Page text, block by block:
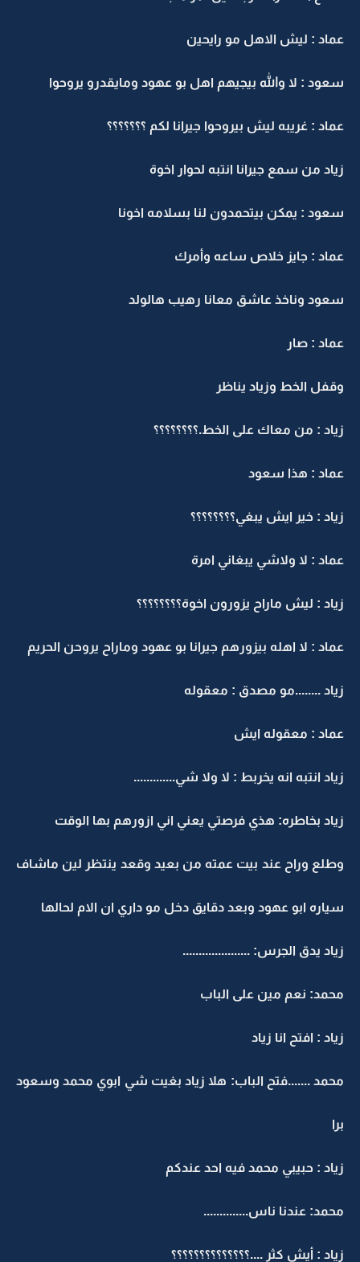
عماد : ليش الاهل مو رايحين
سعود : لا والله بيجيهم اهل بو عهود ومايقدرو يروحوا
عماد : غريبه ليش بيروحوا جيرانا لكم ؟؟؟؟؟؟؟
زياد من سمع جيرانا انتبه لحوار اخوة
سعود : يمكن بيتحمدون لنا بسلامه اخونا
عماد : جايز خلاص ساعه وأمرك
سعود وناخذ عاشق معانا رهيب هالولد
عماد : صار
وقفل الخط وزياد يناظر
زياد : من معاك على الخط.؟؟؟؟؟؟؟؟
عماد : هذا سعود
زياد : خير ايش يبغي؟؟؟؟؟؟؟؟
عماد : لا ولاشي يبغاني امرة
زياد : ليش ماراح يزورون اخوة؟؟؟؟؟؟؟؟
عماد : لا اهله بيزورهم جيرانا بو عهود وماراح يروحن الحريم
زياد ........مو مصدق : معقوله
عماد : معقوله ايش
زياد انتبه انه يخربط : لا ولا شي.............
زياد بخاطره: هذي فرصتي يعني اني ازورهم بها الوقت
وطلع وراح عند بيت عمته من بعيد وقعد ينتظر لين ماشاف
سياره ابو عهود وبعد دقايق دخل مو داري ان الام لحالها
زياد يدق الجرس: .....................
محمد: نعم مين على الباب
زياد : افتح انا زياد
محمد .......فتح الباب: هلا زياد بغيت شي ابوي محمد وسعود
برا
زياد : حبيبي محمد فيه احد عندكم
محمد: عندنا ناس..............
زياد : أيش كثر ....؟؟؟؟؟؟؟؟؟؟؟؟؟؟